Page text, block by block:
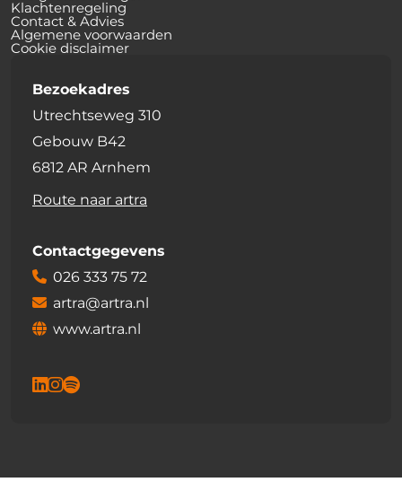
Klachtenregeling
Contact & Advies
Algemene voorwaarden
Cookie disclaimer
Bezoekadres
Utrechtseweg 310
Gebouw B42
6812 AR Arnhem
Route naar artra
Contactgegevens
026 333 75 72
artra@artra.nl
www.artra.nl